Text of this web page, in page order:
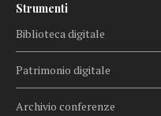
Strumenti
Biblioteca digitale
Patrimonio digitale
Archivio conferenze